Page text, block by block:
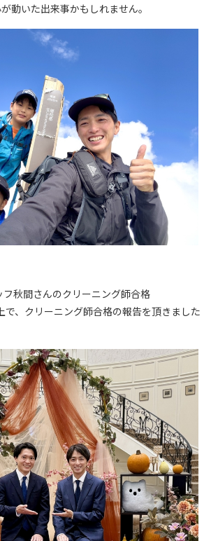
動いた出来事かもしれません。
秋間さんのクリーニング師合格
で、クリーニング師合格の報告を頂きました